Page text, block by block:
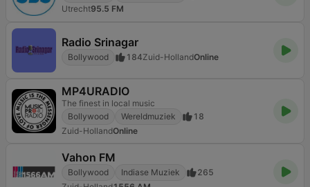
Utrecht95.5 FM
Radio Srinagar
Bollywood 184Zuid-HollandOnline
MP4URADIO
The finest in local music
Bollywood
Wereldmuziek
18
Zuid-HollandOnline
Vahon FM
Bollywood Indiase Muziek
265